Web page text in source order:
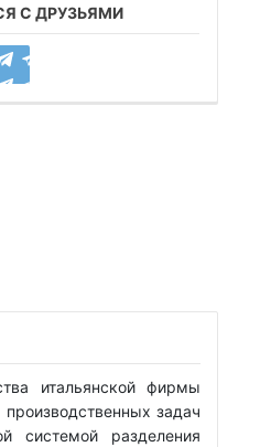
С ДРУЗЬЯМИ
итальянской фирмы
задач
системой разделения